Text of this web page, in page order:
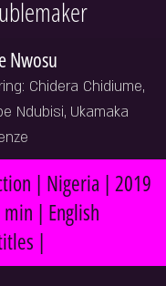
Nwosu
Chidera Chidiume,
Ndubisi, Ukamaka
| Nigeria | 2019
| English
|